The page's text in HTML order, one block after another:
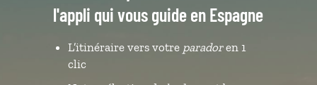
l'appli qui vous guide en Espagne
L’itinéraire vers votre paradoren 1
clic